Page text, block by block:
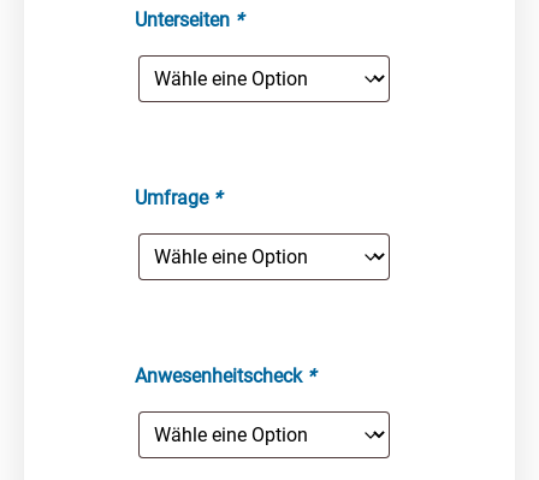
Unterseiten *
Umfrage *
Anwesenheitscheck *